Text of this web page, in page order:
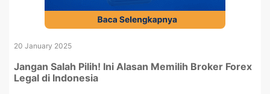
20 January 2025
Jangan Salah Pilih! Ini Alasan Memilih Broker Forex
Legal di Indonesia